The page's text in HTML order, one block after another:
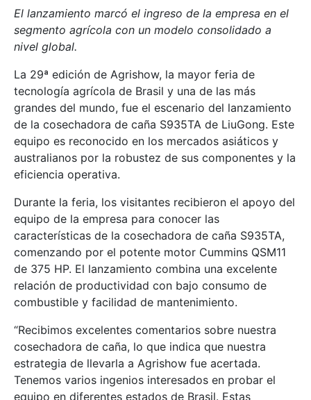
El lanzamiento marcó el ingreso de la empresa en el
segmento agrícola con un modelo consolidado a
nivel global.
La 29ª edición de Agrishow, la mayor feria de
tecnología agrícola de Brasil y una de las más
grandes del mundo, fue el escenario del lanzamiento
de la cosechadora de caña S935TA de LiuGong. Este
equipo es reconocido en los mercados asiáticos y
australianos por la robustez de sus componentes y la
eficiencia operativa.
Durante la feria, los visitantes recibieron el apoyo del
equipo de la empresa para conocer las
características de la cosechadora de caña S935TA,
comenzando por el potente motor Cummins QSM11
de 375 HP. El lanzamiento combina una excelente
relación de productividad con bajo consumo de
combustible y facilidad de mantenimiento.
“Recibimos excelentes comentarios sobre nuestra
cosechadora de caña, lo que indica que nuestra
estrategia de llevarla a Agrishow fue acertada.
Tenemos varios ingenios interesados en probar el
equipo en diferentes estados de Brasil. Estas